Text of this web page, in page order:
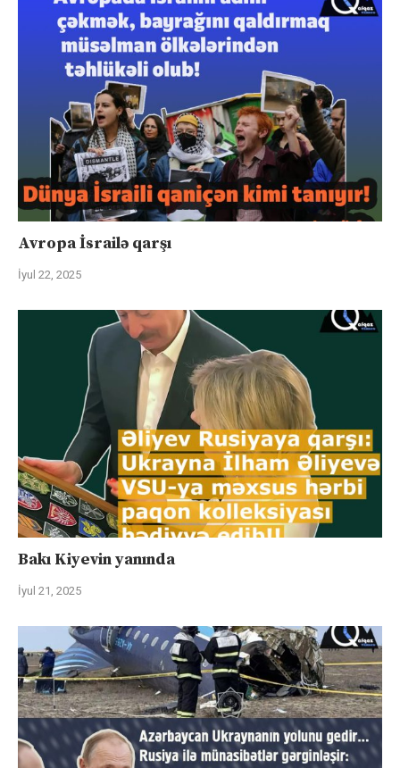
Avropa İsrailə qarşı
İyul 22, 2025
Bakı Kiyevin yanında
İyul 21, 2025